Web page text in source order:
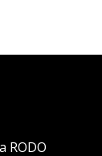
RODO